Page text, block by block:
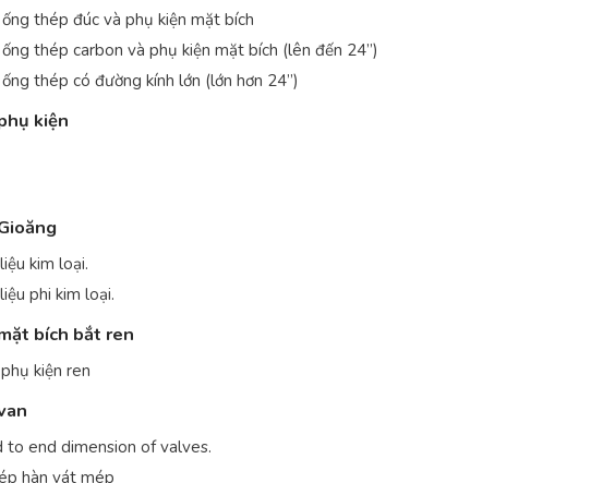
thép đúc và phụ kiện mặt bích
thép carbon và phụ kiện mặt bích (lên đến 24”)
thép có đường kính lớn (lớn hơn 24”)
kiện
kim loại.
phi kim loại.
bích bắt ren
kiện ren
end dimension of valves.
hàn vát mép